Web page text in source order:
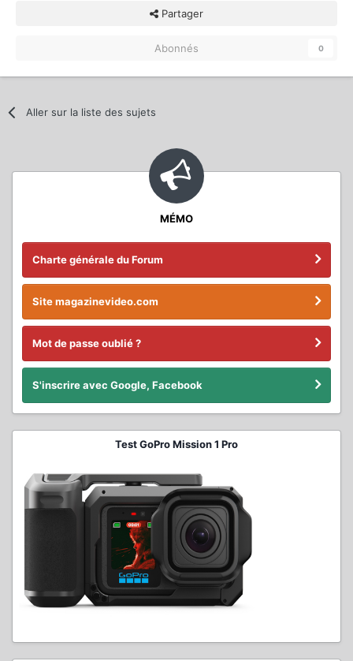
Partager
Abonnés 0
Aller sur la liste des sujets
MÉMO
Charte générale du Forum
Site magazinevideo.com
Mot de passe oublié ?
S'inscrire avec Google, Facebook
Test GoPro Mission 1 Pro